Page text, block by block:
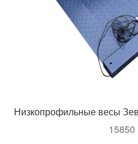
Низкопрофильные весы
15850